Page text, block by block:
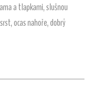
a tlapkami, slušnou
ocas nahoře, dobrý